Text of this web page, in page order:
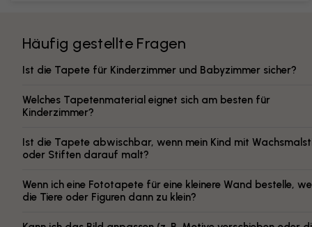
Häufig gestellte Fragen
Ist die Tapete für Kinderzimmer und Babyzimmer sicher?
Welches Tapetenmaterial eignet sich am besten für
Kinderzimmer?
Ist die Tapete abwischbar, wenn mein Kind mit
oder Stiften darauf malt?
Wenn ich eine Fototapete für eine kleinere Wand bestelle,
die Tiere oder Figuren dann zu klein?